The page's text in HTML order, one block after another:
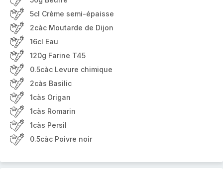
5cl Crème semi-épaisse
2càc Moutarde de Dijon
16cl Eau
120g Farine T45
0.5càc Levure chimique
2càs Basilic
1càs Origan
1càs Romarin
1càs Persil
0.5càc Poivre noir